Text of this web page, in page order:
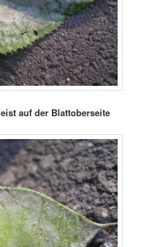
auf der Blattoberseite